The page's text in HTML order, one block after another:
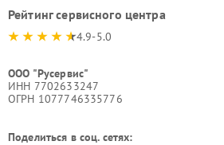
Рейтинг сервисного центра
4.9-5.0
ООО "Русервис"
ИНН 7702633247
ОГРН 1077746335776
Поделиться в соц. сетях: